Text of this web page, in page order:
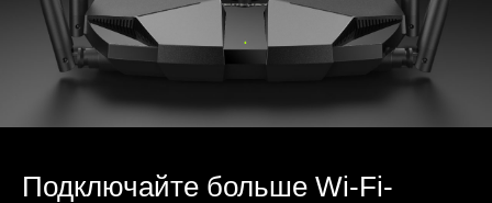
Подключайте больше Wi-Fi-